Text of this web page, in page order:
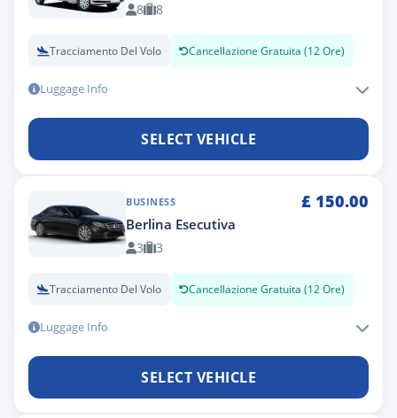
8 8
Tracciamento Del Volo Cancellazione Gratuita (12 Ore)
Luggage Info
SELECT VEHICLE
BUSINESS £ 150.00
Berlina Esecutiva
3 3
Tracciamento Del Volo Cancellazione Gratuita (12 Ore)
Luggage Info
SELECT VEHICLE